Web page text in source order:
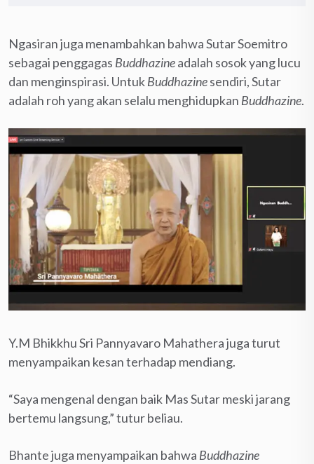
Ngasiran juga menambahkan bahwa Sutar Soemitro
sebagai penggagas Buddhazineadalah sosok yang lucu
dan menginspirasi. UntukBuddhazinesendiri, Sutar
adalah roh yang akan selalu menghidupkan Buddhazine.
Y.M Bhikkhu Sri Pannyavaro Mahathera juga turut
menyampaikan kesan terhadap mendiang.
“Saya mengenal dengan baik Mas Sutar meski jarang
bertemu langsung,” tutur beliau.
Bhante juga menyampaikan bahwa Buddhazine